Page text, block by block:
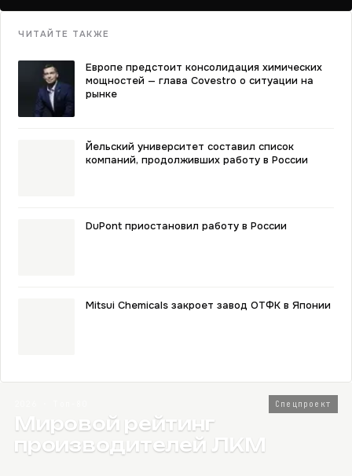
ЧИТАЙТЕ ТАКЖЕ
Европе предстоит консолидация химических
мощностей — глава Covestro о ситуации на
рынке
Йельский университет составил список
компаний, продолживших работу в России
DuPont приостановил работу в России
Mitsui Chemicals закроет завод ОТФК в Японии
Спецпроект
Мировой рейтинг
производителей ЛКМ